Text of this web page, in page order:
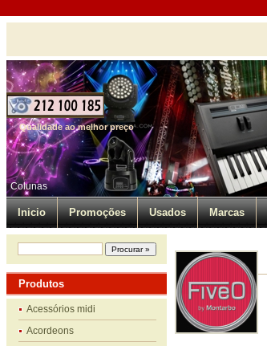
Qualidade ao melhor preço
Colunas
Inicio Promoções Usados Marcas
Produtos
Acessórios midi
Acordeons